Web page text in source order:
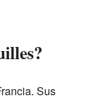
Sus